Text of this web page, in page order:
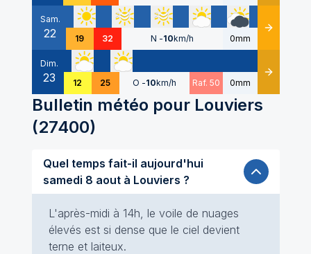
Sam.
22 19 32 N -10km/h 0mm Détails
Dim.
23 12 25 O -10km/h Raf. 50 0mm Détails
Bulletin météo pour Louviers
(27400)
Quel temps fait-il aujourd'hui
samedi 8 aout à Louviers ?
L'après-midi à 14h, le voile de nuages
élevés est si dense que le ciel devient
terne et laiteux.